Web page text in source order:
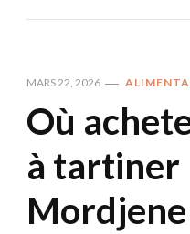
MARS 22, 2026
Où
à tartiner